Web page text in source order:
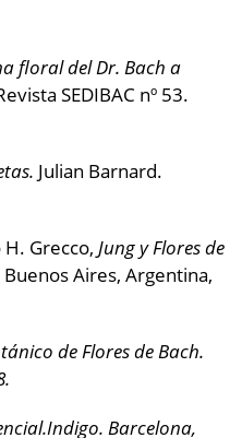
floral del Dr. Bach a
SEDIBAC nº 53.
Julian Barnard.
Grecco, Jung y Flores de
Aires, Argentina,
de Flores de Bach.
Barcelona,